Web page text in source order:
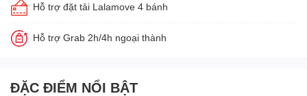
Hỗ trợ đặt tải Lalamove 4 bánh
Hỗ trợ Grab 2h/4h ngoại thành
ĐẶC ĐIỂM NỔI BẬT